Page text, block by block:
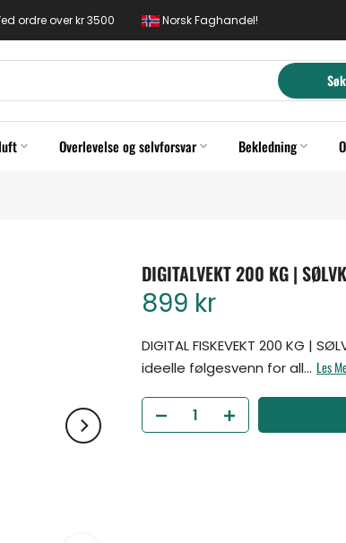
ordre over kr 3500 Norsk Faghandel!
Søk
Overlevelse og selvforsvar Bekledning
DIGITALVEKT 200 KG |
899 kr
DIGITAL FISKEVEKT 200 KG |
ideelle følgesvenn for all... Les